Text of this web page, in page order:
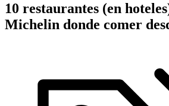
10 restaurantes (en
Michelin donde comer